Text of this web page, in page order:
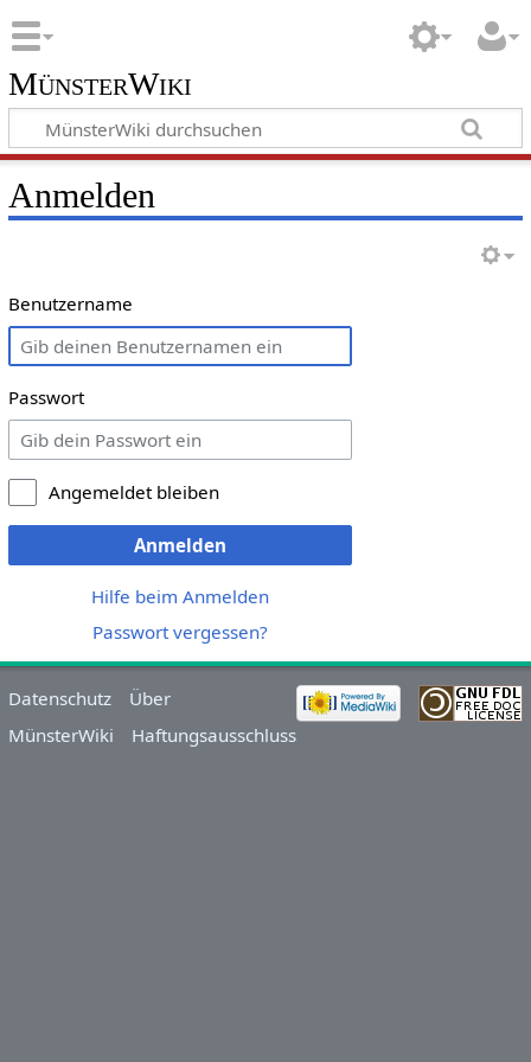
MünsterWiki
Anmelden
Benutzername
Passwort
Angemeldet bleiben
Anmelden
Hilfe beim Anmelden
Passwort vergessen?
Datenschutz
Über
MünsterWiki
Haftungsausschluss